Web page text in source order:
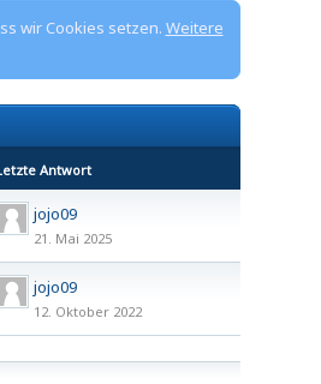
wir Cookies setzen. Weitere
Antwort
jojo09
21. Mai 2025
jojo09
12. Oktober 2022